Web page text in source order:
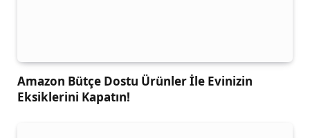
Amazon Bütçe Dostu Ürünler İle Evinizin
Eksiklerini Kapatın!